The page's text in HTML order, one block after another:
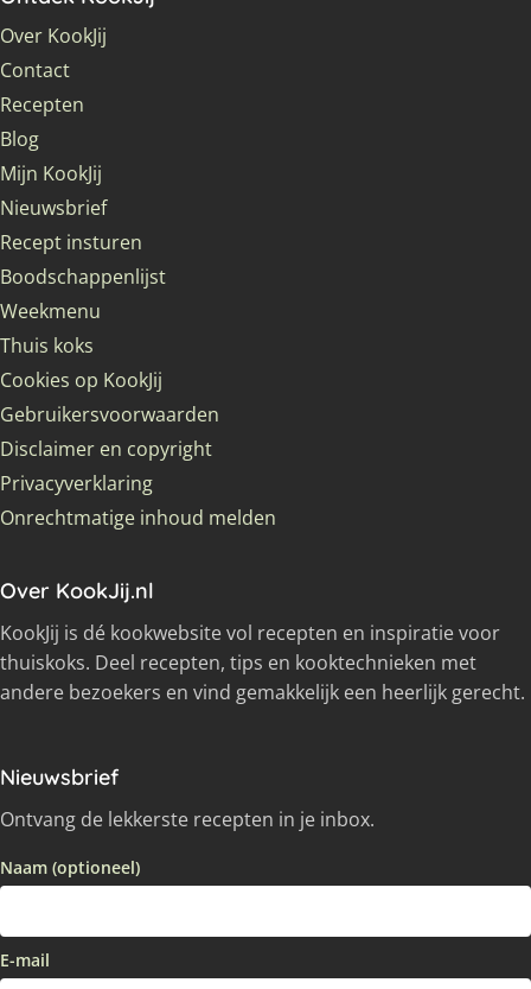
Over KookJij
Contact
Recepten
Blog
Mijn KookJij
Nieuwsbrief
Recept insturen
Boodschappenlijst
Weekmenu
Thuis koks
Cookies op KookJij
Gebruikersvoorwaarden
Disclaimer en copyright
Privacyverklaring
Onrechtmatige inhoud melden
Over KookJij.nl
KookJij is dé kookwebsite vol recepten en inspiratie voor
thuiskoks. Deel recepten, tips en kooktechnieken met
andere bezoekers en vind gemakkelijk een heerlijk gerecht.
Nieuwsbrief
Ontvang de lekkerste recepten in je inbox.
Naam (optioneel)
E-mail